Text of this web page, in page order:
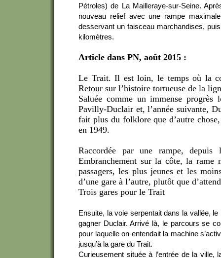
Pétroles) de La Mailleraye-sur-Seine.
nouveau relief avec une rampe
desservant un faisceau marchandises,
kilomètres.
Article dans PN, août 2015 :
Le Trait. Il est loin, le temps où la
Retour sur l’histoire tortueuse de la
Saluée comme un immense
Pavilly-Duclair et, l’année suivante,
fait plus du folklore que d’autre
en 1949.
Raccordée par une rampe,
Embranchement sur la côte, la
passagers, les plus jeunes et les
d’une gare à l’autre, plutôt que
Trois gares pour le Trait
Ensuite, la voie serpentait dans la vallée,
gagner Duclair. Arrivé là, le parcours se
pour laquelle on entendait la machine
jusqu’à la gare du Trait.
Curieusement située à l’entrée de la